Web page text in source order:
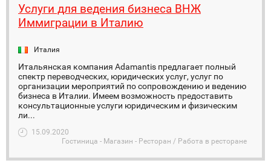
Услуги для ведения бизнеса ВНЖ
Иммиграции в Италию
Италия
Итальянская компания Adamantis предлагает полный
спектр переводческих, юридических услуг, услуг по
организации мероприятий по сопровождению и ведению
бизнеса в Италии. Имеем возможность предоставить
консультационные услуги юридическим и физическим
ли...
15.09.2020
Гостиница - Магазин - Ресторан / Работа в ресторане